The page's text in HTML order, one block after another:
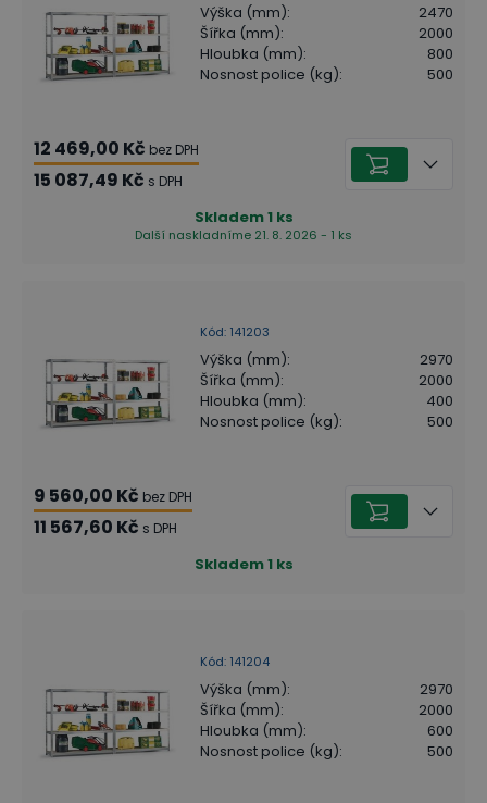
Výška (mm):
2470
Šířka (mm):
2000
Hloubka (mm):
800
Nosnost police (kg): 500
12 469,00 Kč bez DPH
15 087,49 Kč s DPH
Skladem1 ks
Další naskladníme 21. 8. 2026 - 1 ks
Kód: 141203
Výška (mm):
2970
Šířka (mm):
2000
Hloubka (mm):
400
Nosnost police (kg): 500
9 560,00 Kč bez DPH
11 567,60 Kč s DPH
Skladem1 ks
Kód: 141204
Výška (mm):
2970
Šířka (mm):
2000
Hloubka (mm):
600
Nosnost police (kg): 500